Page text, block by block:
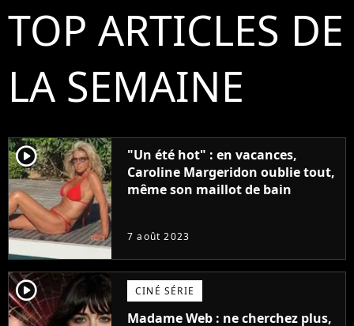
TOP ARTICLES DE
LA SEMAINE
player2
"Un été hot" : en vacances,
Caroline Margeridon oublie tout,
même son maillot de bain
7 août 2023
player2 CINÉ SÉRIE
Madame Web : ne cherchez plus,